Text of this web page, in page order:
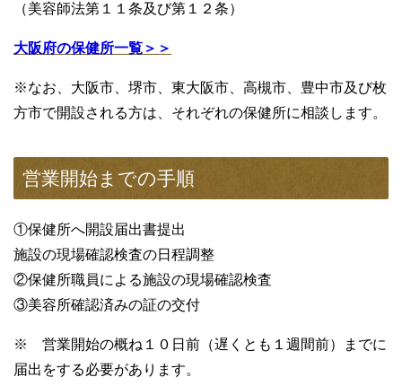
（美容師法第１１条及び第１２条）
大阪府の保健所一覧＞＞
※なお、大阪市、堺市、東大阪市、高槻市、豊中市及び枚
方市で開設される方は、それぞれの保健所に相談します。
営業開始までの手順
①保健所へ開設届出書提出
施設の現場確認検査の日程調整
②保健所職員による施設の現場確認検査
③美容所確認済みの証の交付
※ 営業開始の概ね１０日前（遅くとも１週間前）までに
届出をする必要があります。